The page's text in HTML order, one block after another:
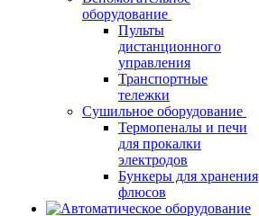
оборудование
Пульты
дистанционного
управления
Транспортные
тележки
Сушильное оборудование
Термопеналы и печи
для прокалки
электродов
Бункеры для хранения
флюсов